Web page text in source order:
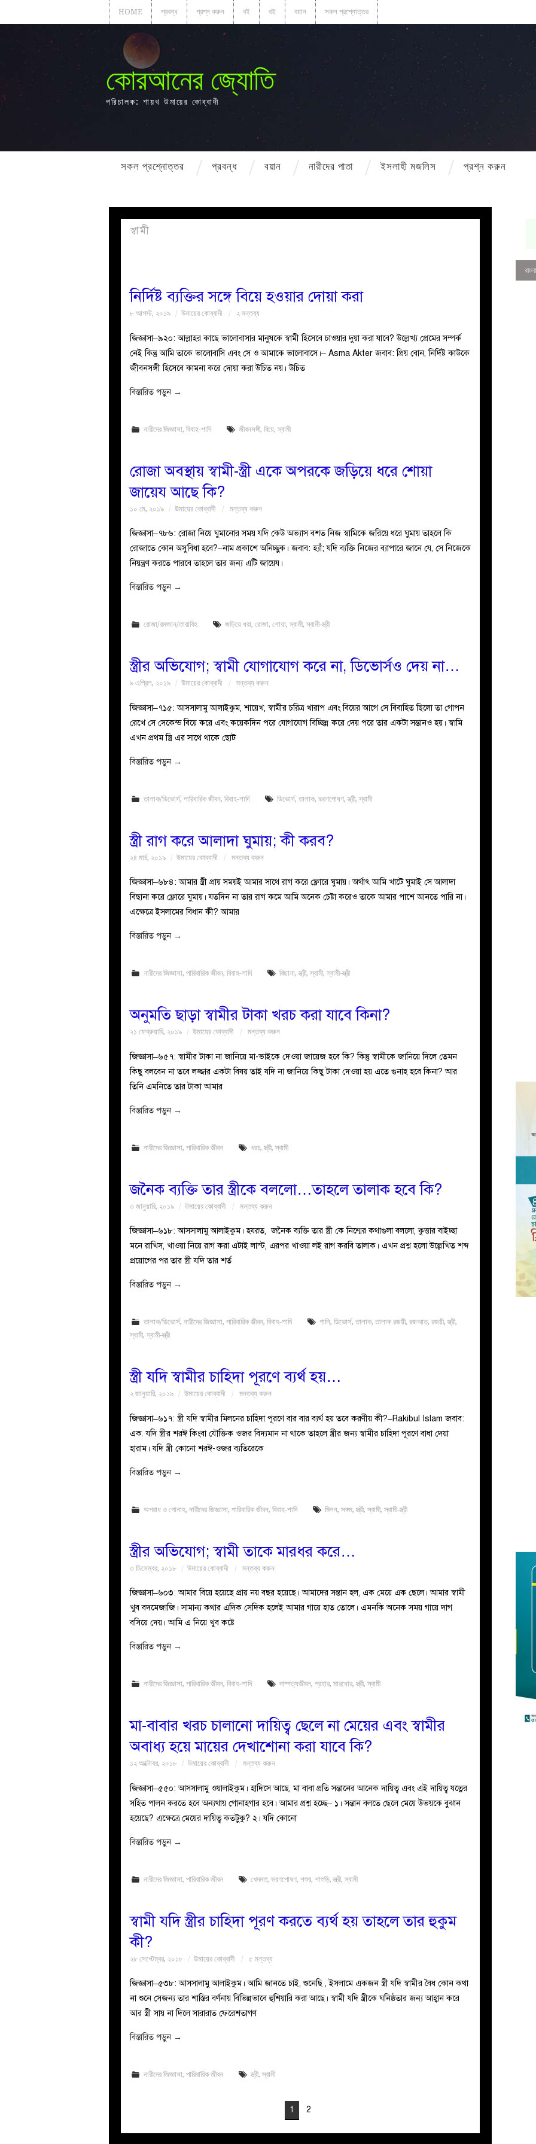
HOME প্রবন্ধ প্রশ্ন করুন বই বই বয়ান সকল প্রশ্নোত্তর
কোরআনের জ্যোতি
পরিচালক: শায়খ উমায়ের কোব্বাদী
সকল প্রশ্নোত্তর প্রবন্ধ বয়ান নারীদের পাতা ইসলাহী মজলিস প্রশ্ন করুন
স্বামী
নির্দিষ্ট ব্যক্তির সঙ্গে বিয়ে হওয়ার দোয়া করা
৮ আগস্ট, ২০১৯ উমায়ের কোব্বাদী ২ মন্তব্য
জিজ্ঞাসা–৯২০: আল্লাহর কাছে ভালোবাসার মানুষকে স্বামী হিসেবে চাওয়ার দুয়া করা যাবে? উল্লেখ্য প্রেমের সম্পর্ক
নেই কিন্তু আমি তাকে ভালোবাসি এবং সে ও আমাকে ভালোবাসে।– Asma Akter জবাব: প্রিয় বোন, নির্দিষ্ট কাউকে
জীবনসঙ্গী হিসেবে কামনা করে দোয়া করা উচিত নয়। উচিত
বিস্তারিত পড়ুন →
নারীদের জিজ্ঞাসা,বিবাহ-শাদি জীবনসঙ্গী,বিয়ে,স্বামী
রোজা অবস্থায় স্বামী-স্ত্রী একে অপরকে জড়িয়ে ধরে শোয়া
জায়েয আছে কি?
১০ মে, ২০১৯ উমায়ের কোব্বাদী মন্তব্য করুন
জিজ্ঞাসা–৭৮৬: রোজা নিয়ে ঘুমানোর সময় যদি কেউ অভ্যাস বশত নিজ স্বামিকে জরিয়ে ধরে ঘুমায় তাহলে কি
রোজাতে কোন অসুবিধা হবে?–নাম প্রকাশে অনিচ্ছুক। জবাব: হ্যাঁ; যদি ব্যক্তি নিজের ব্যাপারে জানে যে, সে নিজেকে
নিয়ন্ত্রণ করতে পারবে তাহলে তার জন্য এটি জায়েয।
বিস্তারিত পড়ুন →
রোজা/রমজান/তারাবিহ জড়িয়ে ধরা,রোজা,শোয়া,স্বামী,স্বামী-স্ত্রী
স্ত্রীর অভিযোগ; স্বামী যোগাযোগ করে না, ডিভোর্সও দেয় না…
৯ এপ্রিল, ২০১৯ উমায়ের কোব্বাদী মন্তব্য করুন
জিজ্ঞাসা–৭১৫: আসসালামু আলাইকুম, শায়েখ, স্বামীর চরিত্র খারাপ এবং বিয়ের আগে সে বিবাহিত ছিলো তা গোপন
রেখে সে সেকেন্ড বিয়ে করে এবং কয়েকদিন পরে যোগাযোগ বিচ্ছিন্ন করে দেয় পরে তার একটা সন্তানও হয়। স্বামি
এখন প্রথম স্ত্রি এর সাথে থাকে ছোট
বিস্তারিত পড়ুন →
তালাক/ডিভোর্স,পারিবারিক জীবন,বিবাহ-শাদি ডিভোর্স,তালাক,ভরণপোষণ,স্ত্রী,স্বামী
স্ত্রী রাগ করে আলাদা ঘুমায়; কী করব?
২৪ মার্চ, ২০১৯ উমায়ের কোব্বাদী মন্তব্য করুন
জিজ্ঞাসা–৬৮৪: আমার স্ত্রী প্রায় সময়ই আমার সাথে রাগ করে ফ্লোরে ঘুমায়। অর্থাৎ আমি খাটে ঘুমাই সে আলাদা
বিছানা করে ফ্লোরে ঘুমায়। যতদিন না তার রাগ কমে আমি অনেক চেষ্টা করেও তাকে আমার পাশে আনতে পারি না।
এক্ষেত্রে ইসলামের বিধান কী? আমার
বিস্তারিত পড়ুন →
নারীদের জিজ্ঞাসা,পারিবারিক জীবন,বিবাহ-শাদি বিছানা,স্ত্রী,স্বামী,স্বামী-স্ত্রী
অনুমতি ছাড়া স্বামীর টাকা খরচ করা যাবে কিনা?
২১ ফেব্রুয়ারি, ২০১৯ উমায়ের কোব্বাদী মন্তব্য করুন
জিজ্ঞাসা–৬৫৭: স্বামীর টাকা না জানিয়ে মা-ভাইকে দেওয়া জায়েজ হবে কি? কিন্তু স্বামীকে জানিয়ে দিলে তেমন
কিছু বলবেন না তবে লজ্জার একটা বিষয় তাই যদি না জানিয়ে কিছু টাকা দেওয়া হয় এতে গুনাহ হবে কিনা? আর
তিনি এমনিতে তার টাকা আমার
বিস্তারিত পড়ুন →
নারীদের জিজ্ঞাসা,পারিবারিক জীবন খরচ,স্ত্রী,স্বামী
জনৈক ব্যক্তি তার স্ত্রীকে বললো…তাহলে তালাক হবে কি?
৩ জানুয়ারি, ২০১৯ উমায়ের কোব্বাদী মন্তব্য করুন
জিজ্ঞাসা–৬১৮: আসসালামু আলাইকুম। হযরত, জনৈক ব্যক্তি তার স্ত্রী কে নিন্মের কথাগুলা বললো, কুত্তার বাইচ্ছা
মনে রাখিস, খাওয়া নিয়ে রাগ করা এটাই লাস্ট, এরপর খাওয়া লই রাগ করবি তালাক। এখন প্রশ্ন হলো উল্লেখিত শব্দ
প্রয়োগের পর তার স্ত্রী যদি তার শর্ত
বিস্তারিত পড়ুন →
তালাক/ডিভোর্স,নারীদের জিজ্ঞাসা,পারিবারিক জীবন,বিবাহ-শাদি গালি,ডিভোর্স,তালাক,তালাক রজয়ী,রজআত,রজয়ী,স্ত্রী,
স্বামী, স্বামী-স্ত্রী
স্ত্রী যদি স্বামীর চাহিদা পূরণে ব্যর্থ হয়…
২ জানুয়ারি, ২০১৯ উমায়ের কোব্বাদী মন্তব্য করুন
জিজ্ঞাসা–৬১৭: স্ত্রী যদি স্বামীর মিলনের চাহিদা পূরণে বার বার ব্যর্থ হয় তবে করণীয় কী?–Rakibul Islam জবাব:
এক. যদি স্ত্রীর শরঈ কিংবা যৌক্তিক ওজর বিদ্যমান না থাকে তাহলে স্ত্রীর জন্য স্বামীর চাহিদা পূরণে বাধা দেয়া
হারাম। যদি স্ত্রী কোনো শরঈ-ওজর ব্যতিরেকে
বিস্তারিত পড়ুন →
অপরাধ ও গোনাহ,নারীদের জিজ্ঞাসা,পারিবারিক জীবন,বিবাহ-শাদি মিলন,সঙ্গম,স্ত্রী,স্বামী,স্বামী-স্ত্রী
স্ত্রীর অভিযোগ; স্বামী তাকে মারধর করে…
৩ ডিসেম্বর, ২০১৮ উমায়ের কোব্বাদী মন্তব্য করুন
জিজ্ঞাসা–৬০৩: আমার বিয়ে হয়েছে প্রায় নয় বছর হয়েছে। আমাদের সন্তান হল, এক মেয়ে এক ছেলে। আমার স্বামী
খুব বদমেজাজি। সামান্য কথার এদিক সেদিক হলেই আমার গায়ে হাত তোলে। এমনকি অনেক সময় গায়ে দাগ
বসিয়ে দেয়। আমি এ নিয়ে খুব কষ্টে
বিস্তারিত পড়ুন →
নারীদের জিজ্ঞাসা,পারিবারিক জীবন,বিবাহ-শাদি দাম্পত্যজীবন,প্রহার,মারধোর,স্ত্রী,স্বামী
মা-বাবার খরচ চালানো দায়িত্ব ছেলে না মেয়ের এবং স্বামীর
অবাধ্য হয়ে মায়ের দেখাশোনা করা যাবে কি?
১২ অক্টোবর, ২০১৮ উমায়ের কোব্বাদী মন্তব্য করুন
জিজ্ঞাসা–৫৫০: আসসালামু ওয়ালাইকুম। হাদিসে আছে, মা বাবা প্রতি সন্তানের আনেক দায়িত্ব এবং এই দায়িত্ব যত্নের
সহিত পালন করতে হবে অন্যথায় গোনাহগার হবে। আমার প্রশ্ন হচ্ছে– ১। সন্তান বলতে ছেলে মেয়ে উভয়কে বুঝান
হয়েছে? এক্ষেত্রে মেয়ের দায়িত্ব কতটুকু? ২। যদি কোনো
বিস্তারিত পড়ুন →
নারীদের জিজ্ঞাসা,পারিবারিক জীবন খেদমত,ভরণপোষণ,শশুর,শাশুড়ি,স্ত্রী,স্বামী
স্বামী যদি স্ত্রীর চাহিদা পূরণ করতে ব্যর্থ হয় তাহলে তার হুকুম
কী?
২৮ সেপ্টেম্বর, ২০১৮ উমায়ের কোব্বাদী ৫ মন্তব্য
জিজ্ঞাসা–৫৩৮: আসসালামু আলাইকুম। আমি জানতে চাই, শুনেছি , ইসলামে একজন স্ত্রী যদি স্বামীর বৈধ কোন কথা
না শুনে সেজন্য তার শাস্তির বর্ণনায় বিভিন্নভাবে হুশিয়ারি করা আছে। স্বামী যদি স্ত্রীকে ঘনিষ্ঠতার জন্য আহ্বান করে
আর স্ত্রী সায় না দিলে সারারাত ফেরেশতাগণ
বিস্তারিত পড়ুন →
নারীদের জিজ্ঞাসা,পারিবারিক জীবন স্ত্রী,স্বামী
1 2